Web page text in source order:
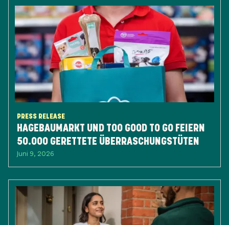
PRESS RELEASE
HAGEBAUMARKT UND TOO GOOD TO GO FEIERN
50.000 GERETTETE ÜBERRASCHUNGSTÜTEN
Juni 9, 2026